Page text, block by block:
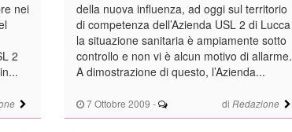
nei
2
7 Ottobre 2009 - di Redazione
della nuova influenza, ad oggi sul territorio
di competenza dell’Azienda USL 2 di Lucca
la situazione sanitaria è ampiamente sotto
controllo e non vi è alcun motivo di allarme.
A dimostrazione di questo, l’Azienda...